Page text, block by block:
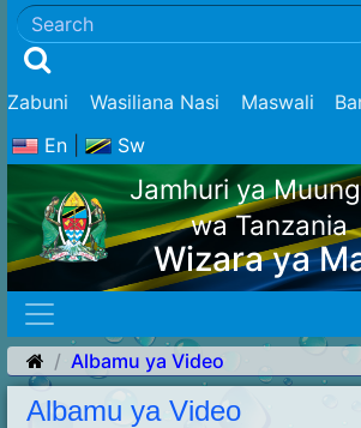
Zabuni Wasiliana Nasi Maswali
En
Sw
Jamhuri ya
wa Tanzania
Wizara ya
Albamu ya Video
Albamu ya Video